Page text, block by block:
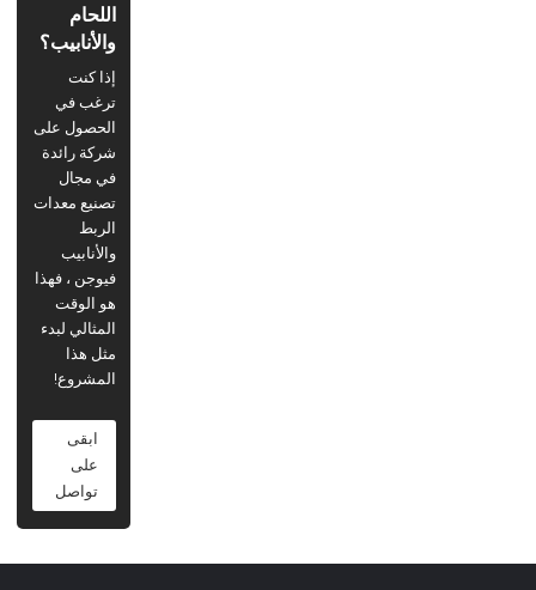
اللحام
والأنابيب؟
إذا كنت
ترغب في
الحصول على
شركة رائدة
في مجال
تصنيع معدات
الربط
والأنابيب
فيوجن ، فهذا
هو الوقت
المثالي لبدء
مثل هذا
المشروع!
ابقى
على
تواصل